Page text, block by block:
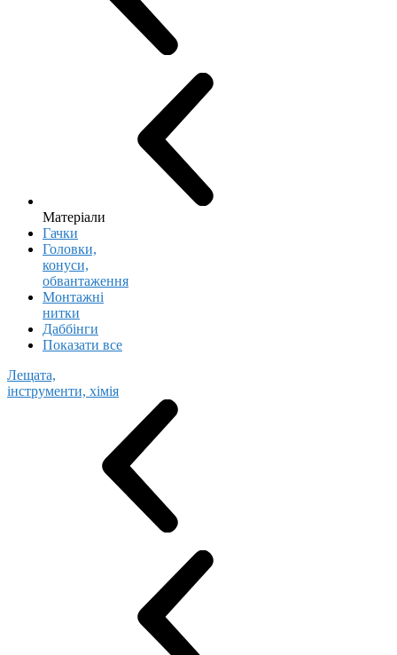
Матеріали
Гачки
Головки,
конуси,
обвантаження
Монтажні
нитки
Даббінги
Показати все
Лещата,
інструменти, хімія